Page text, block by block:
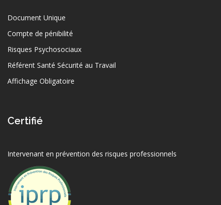
Document Unique
Compte de pénibilité
Risques Psychosociaux
Référent Santé Sécurité au Travail
Affichage Obligatoire
Certifié
Intervenant en prévention des risques professionnels